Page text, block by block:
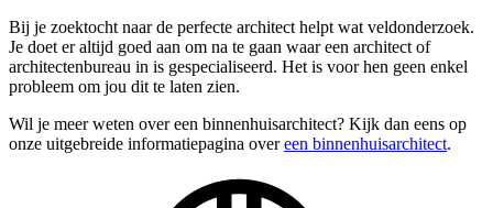
Bij je zoektocht naar de perfecte architect helpt wat veldonderzoek.
Je doet er altijd goed aan om na te gaan waar een architect of
architectenbureau in is gespecialiseerd. Het is voor hen geen enkel
probleem om jou dit te laten zien.
Wil je meer weten over een binnenhuisarchitect? Kijk dan eens op
onze uitgebreide informatiepagina overeen binnenhuisarchitect.